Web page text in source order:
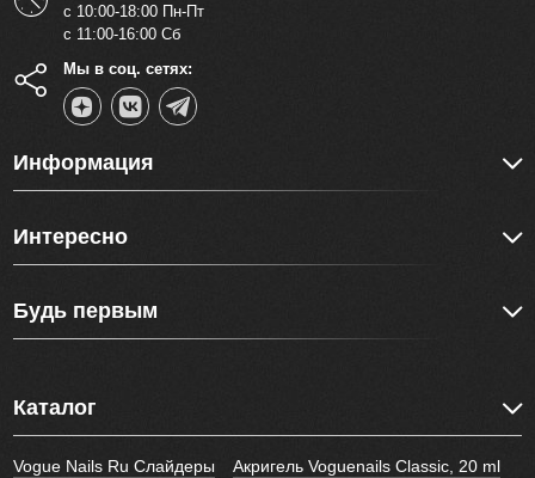
с 10:00-18:00 Пн-Пт
с 11:00-16:00 Сб
Мы в соц. сетях:
Информация
Интересно
Будь первым
Каталог
Vogue Nails Ru Слайдеры
Акригель Voguenails Classic, 20 ml